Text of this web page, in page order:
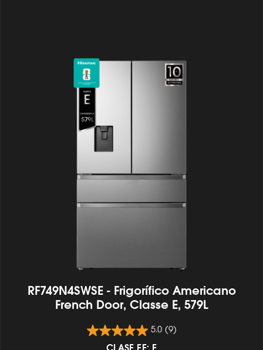
RF749N4SWSE - Frigorífico Americano
French Door, Classe E, 579L
5.0 (9)